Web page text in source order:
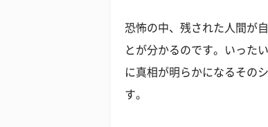
恐怖の中、残された人間が
とが分かるのです。いった
に真相が明らかになるその
す。